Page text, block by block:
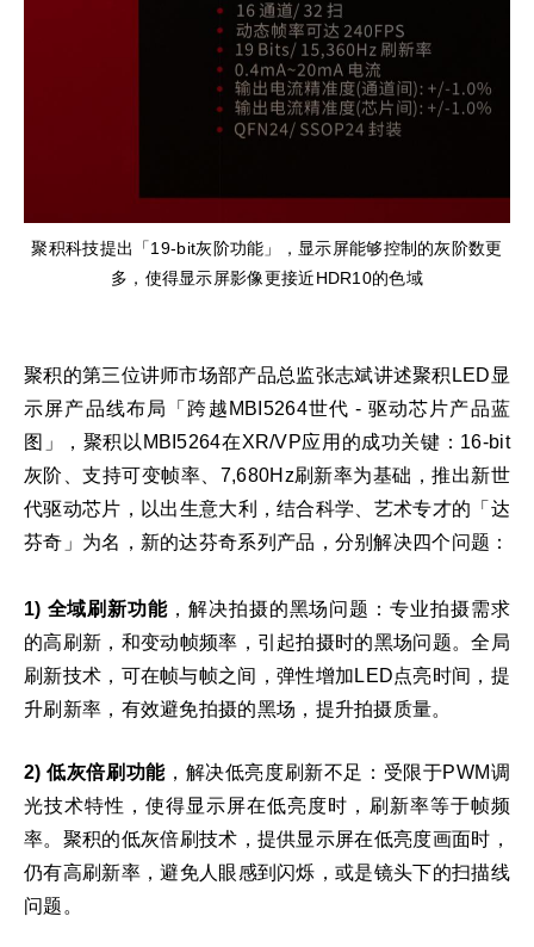
聚积科技提出「19-bit灰阶功能」，显示屏能够控制的灰阶数更
多，使得显示屏影像更接近HDR10的色域
聚积的第三位讲师市场部产品总监张志斌讲述聚积LED显
示屏产品线布局「跨越MBI5264世代 - 驱动芯片产品蓝
图」，聚积以MBI5264在XR/VP应用的成功关键：16-bit
灰阶、支持可变帧率、7,680Hz刷新率为基础，推出新世
代驱动芯片，以出生意大利，结合科学、艺术专才的「达
芬奇」为名，新的达芬奇系列产品，分别解决四个问题：
1) 全域刷新功能 ，解决拍摄的黑场问题：专业拍摄需求
的高刷新，和变动帧频率，引起拍摄时的黑场问题。全局
刷新技术，可在帧与帧之间，弹性增加LED点亮时间，提
升刷新率，有效避免拍摄的黑场，提升拍摄质量。
2) 低灰倍刷功能，解决低亮度刷新不足：受限于PWM调
光技术特性，使得显示屏在低亮度时，刷新率等于帧频
率。聚积的低灰倍刷技术，提供显示屏在低亮度画面时，
仍有高刷新率，避免人眼感到闪烁，或是镜头下的扫描线
问题。